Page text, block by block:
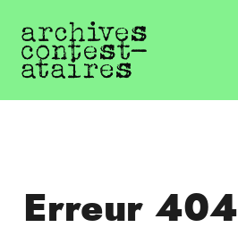
Erreur 404